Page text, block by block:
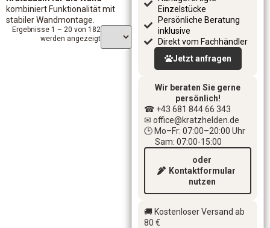
Einzelstücke
Persönliche Beratung
inklusive
Direkt vom Fachhändler
Jetzt anfragen
Wir beraten Sie gerne
persönlich!
☎ +43 681 844 66 343
✉ office@kratzhelden.de
🕒 Mo–Fr: 07:00–20:00 Uhr
Sam: 07:00-15:00
oder
Kontaktformular
nutzen
🚚 Kostenloser Versand ab
80 €
kombiniert Funktionalität mit
stabiler Wandmontage.
Ergebnisse 1 – 20 von 182
werden angezeigt